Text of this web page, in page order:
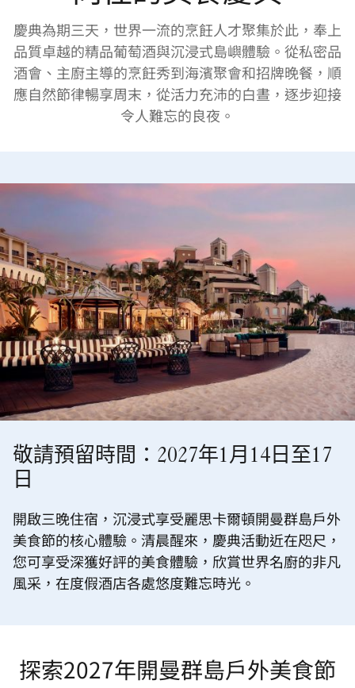
慶典為期三天，世界一流的烹飪人才聚集於此，奉上
品質卓越的精品葡萄酒與沉浸式島嶼體驗。從私密品
酒會、主廚主導的烹飪秀到海濱聚會和招牌晚餐，順
應自然節律暢享周末，從活力充沛的白晝，逐步迎接
令人難忘的良夜。
敬請預留時間：2027年1月14日至17
日
開啟三晚住宿，沉浸式享受麗思卡爾頓開曼群島戶外
美食節的核心體驗。清晨醒來，慶典活動近在咫尺，
您可享受深獲好評的美食體驗，欣賞世界名廚的非凡
風采，在度假酒店各處悠度難忘時光。
探索2027年開曼群島戶外美食節